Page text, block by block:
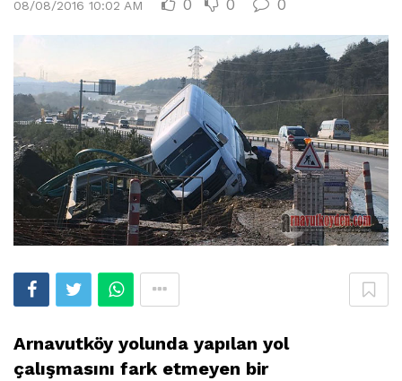
08/08/2016 10:02 AM 0 0 0
Arnavutköy yolunda yapılan yol
çalışmasını fark etmeyen bir